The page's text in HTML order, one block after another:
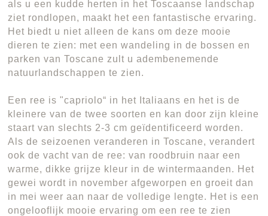
als u een kudde herten in het Toscaanse landschap
ziet rondlopen, maakt het een fantastische ervaring.
Het biedt u niet alleen de kans om deze mooie
dieren te zien: met een wandeling in de bossen en
parken van Toscane zult u adembenemende
natuurlandschappen te zien.
Een ree is "capriolo“ in het Italiaans en het is de
kleinere van de twee soorten en kan door zijn kleine
staart van slechts 2-3 cm geïdentificeerd worden.
Als de seizoenen veranderen in Toscane, verandert
ook de vacht van de ree: van roodbruin naar een
warme, dikke grijze kleur in de wintermaanden. Het
gewei wordt in november afgeworpen en groeit dan
in mei weer aan naar de volledige lengte. Het is een
ongelooflijk mooie ervaring om een ree te zien